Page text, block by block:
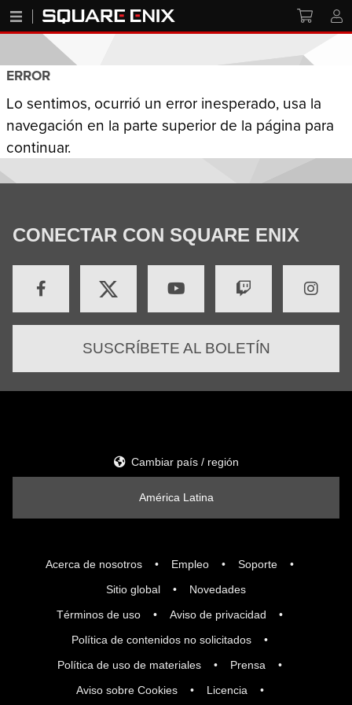
ERROR
Lo sentimos, ocurrió un error inesperado, usa la
navegación en la parte superior de la página para
continuar.
CONECTAR CON SQUARE ENIX
SUSCRÍBETE AL BOLETÍN
Acerca de nosotros Empleo
Soporte
Sitio global
Novedades
Términos de uso
Aviso de privacidad
Política de contenidos no solicitados
Política de uso de materiales
Prensa
Aviso sobre Cookies
Licencia
Cambiar país / región
América Latina